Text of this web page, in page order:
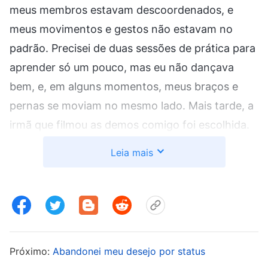
meus membros estavam descoordenados, e
meus movimentos e gestos não estavam no
padrão. Precisei de duas sessões de prática para
aprender só um pouco, mas eu não dançava
bem, e, em alguns momentos, meus braços e
pernas se moviam no mesmo lado. Mais tarde, a
irmã que filmou as demos comigo foi escolhida.
diálogos cômicos, era boa cantora e até havia
multitalentosa! Os outros têm tantos talentos!
Leia mais
Próximo: Abandonei meu desejo por status